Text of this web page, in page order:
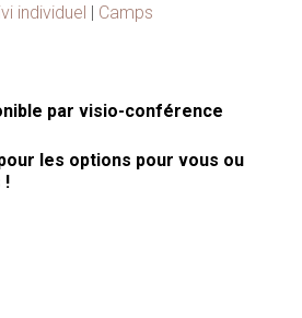
individuel | Camps
par visio-conférence
les options pour vous ou
!